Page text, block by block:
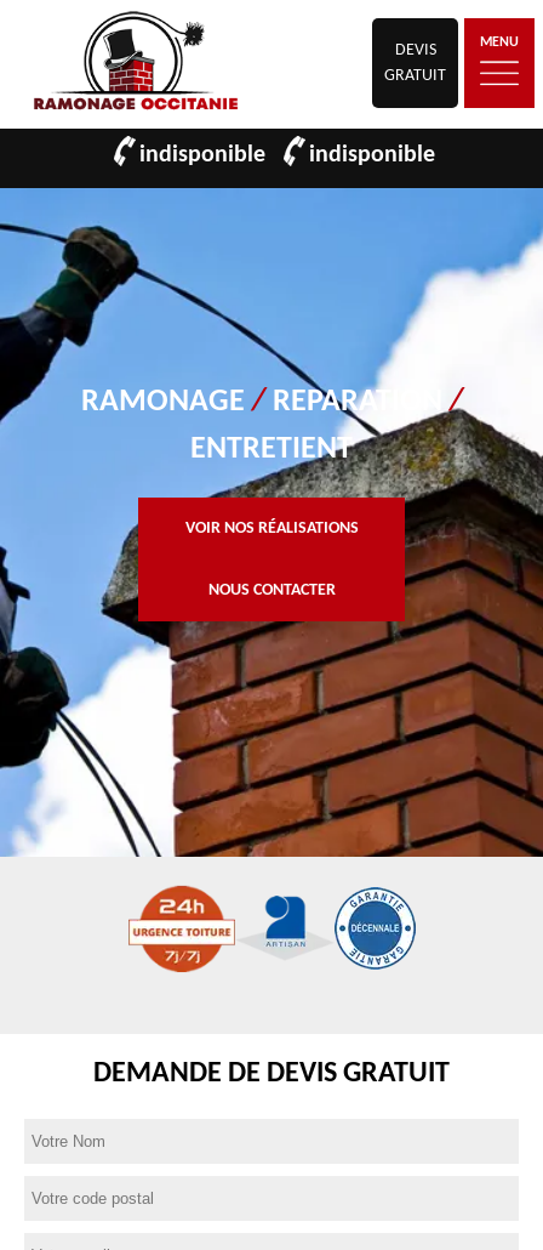
DEVIS
GRATUIT
MENU
indisponible indisponible
RAMONAGE/ REPARATION/
ENTRETIENT
VOIR NOS RÉALISATIONS
NOUS CONTACTER
DEMANDE DE DEVIS GRATUIT